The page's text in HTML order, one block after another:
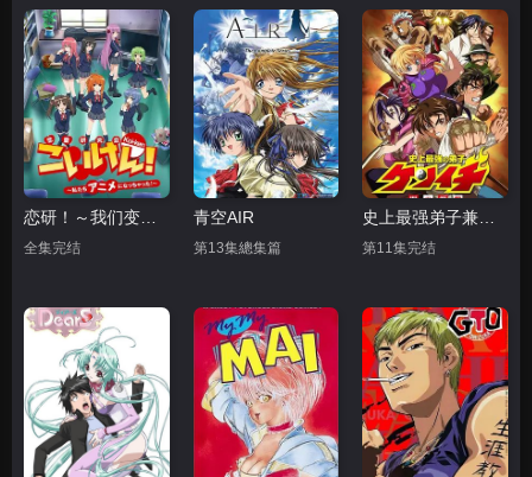
全集完结
青空AIR
第13集總集篇 第11集完结